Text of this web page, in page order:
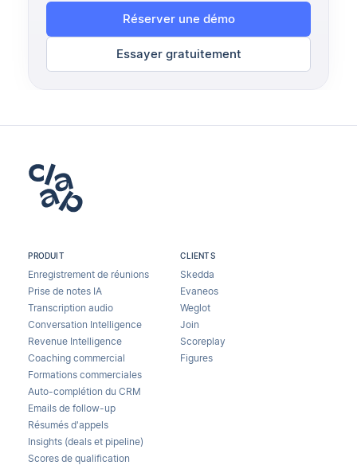
Réserver une démo
Essayer gratuitement
PRODUIT
Enregistrement de réunions
Prise de notes IA
Transcription audio
Conversation Intelligence
Revenue Intelligence
Coaching commercial
Formations commerciales
Auto-complétion du CRM
Emails de follow-up
Résumés d'appels
Insights (deals et pipeline)
Scores de qualification
CLIENTS
Skedda
Evaneos
Weglot
Join
Scoreplay
Figures